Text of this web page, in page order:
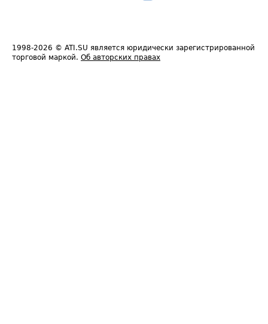
1998-2026 © ATI.SU является юридически зарегистрированной
торговой маркой. Об авторских правах